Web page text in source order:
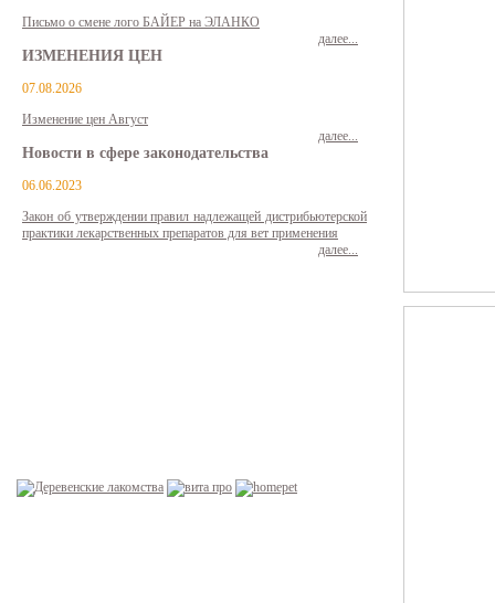
Письмо о смене лого БАЙЕР на ЭЛАНКО
далее...
ИЗМЕНЕНИЯ ЦЕН
07.08.2026
Изменение цен Август
далее...
Новости в сфере законодательства
06.06.2023
Закон об утверждении правил надлежащей дистрибьютерской
практики лекарственных препаратов для вет применения
далее...